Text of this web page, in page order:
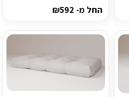
החל מ- ₪592